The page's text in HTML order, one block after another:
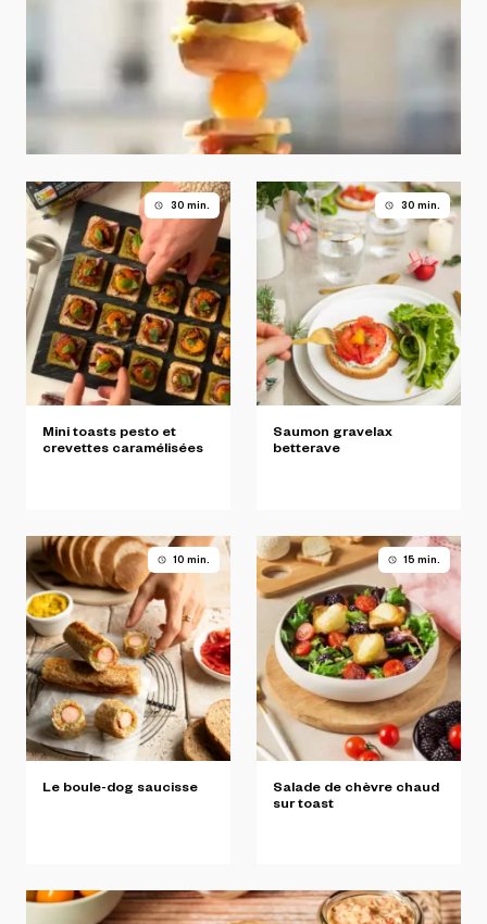
30 min.
Minitoasts pesto et
crevettes caramélisées
30 min.
Saumon gravelax
betterave
10 min.
Le boule-dog saucisse
15 min.
Salade de chèvre chaud
surtoast